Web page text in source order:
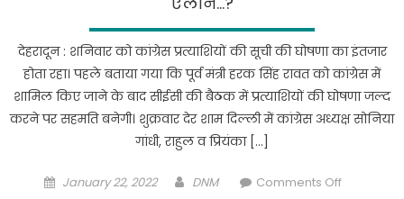
से
आधा
दर्जन
से
की
देहरादून : शनिवार को कांग्रेस प्रत्याशियों की सूची की घोषणा का इंतजार
होता रहा। पहले बताया गया कि पूर्व मंत्री हरक सिंह रावत को कांग्रेस में
शामिल किए जाने के बाद सीईसी की बैठक में प्रत्याशियों की घोषणा जल्द
करने पर सहमति बनेगी। शुक्रवार देर शाम दिल्ली में कांग्रेस अध्यक्ष सोनिया
गांधी, राहुल व प्रियंका […]
Posted
January 22, 2022 Author
DNM Comments Offon